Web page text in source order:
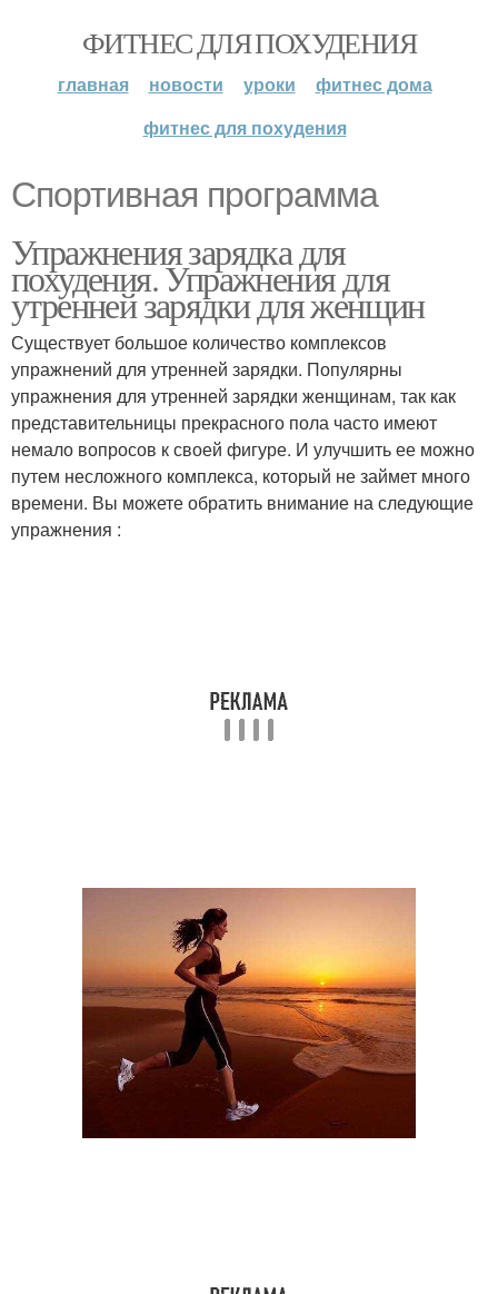
ФИТНЕС ДЛЯ ПОХУДЕНИЯ
главная новости уроки
фитнес дома
фитнес для похудения
Спортивная программа
Упражнения зарядка для
похудения. Упражнения для
утренней зарядки для женщин
Существует большое количество комплексов
упражнений для утренней зарядки. Популярны
упражнения для утренней зарядки женщинам, так как
представительницы прекрасного пола часто имеют
немало вопросов к своей фигуре. И улучшить ее можно
путем несложного комплекса, который не займет много
времени. Вы можете обратить внимание на следующие
упражнения :